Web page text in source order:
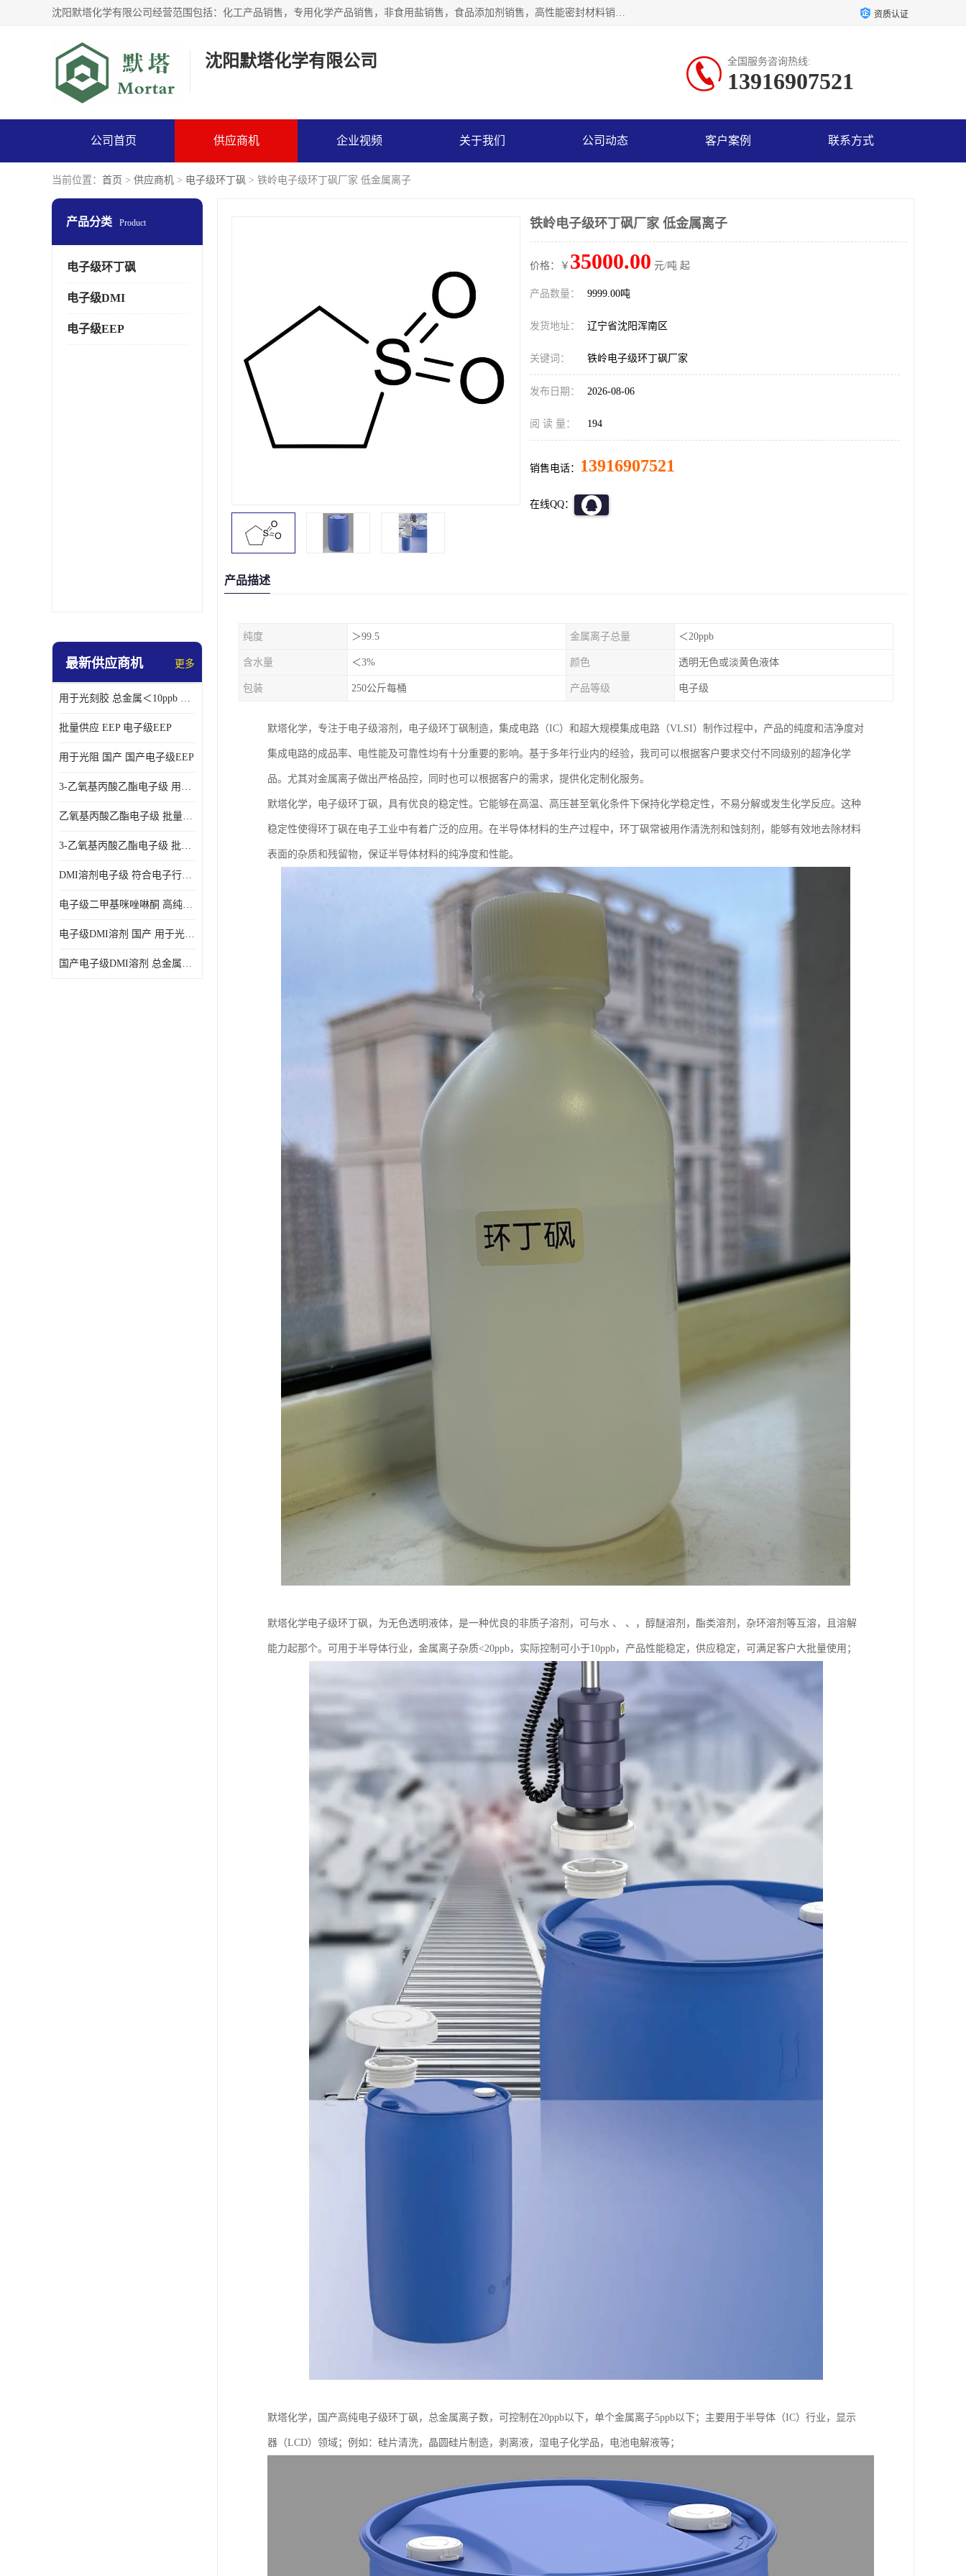
沈阳默塔化学有限公司经营范围包括：化工产品销售，专用化学产品销售，非食用盐销售，食品添加剂销售，高性能密封材料销售，涂料销售，合成材料销售，工程塑料及合成树脂销售等；主要产品有高纯电子级环丁砜，总金属离子可控制在ppb级别、纯度高、颜色浅、耐高温分解时间长，特别适合于半导体制造，硅片晶圆制造，清洗湿电子化学品，锂电池电解液，电子油墨，特种材料等高端行业；也适用于医药合成。 资质认证
沈阳默塔化学有限公司 全国服务咨询热线:
13916907521
公司首页 供应商机 企业视频 关于我们 公司动态 客户案例 联系方式
当前位置： 首页 > 供应商机 > 电子级环丁砜 > 铁岭电子级环丁砜厂家 低金属离子
产品分类 Product
电子级环丁砜
电子级DMI
电子级EEP
最新供应商机 更多
用于光刻胶 总金属＜10ppb 电子级EEP溶剂
批量供应 EEP 电子级EEP
用于光阻 国产 国产电子级EEP
3-乙氧基丙酸乙酯电子级 用于剥离液 国产
乙氧基丙酸乙酯电子级 批量供应 电子级
3-乙氧基丙酸乙酯电子级 批量供应
DMI溶剂电子级 符合电子行业要求
电子级二甲基咪唑啉酮 高纯度 用于光阻
电子级DMI溶剂 国产 用于光刻胶
国产电子级DMI溶剂 总金属小于20ppb 用于半导体清洗
铁岭电子级环丁砜厂家 低金属离子
价格：￥ 35000.00 元/吨 起
产品数量： 9999.00吨
发货地址： 辽宁省沈阳浑南区
关键词： 铁岭电子级环丁砜厂家
发布日期： 2026-08-06
阅 读 量： 194
销售电话： 13916907521
在线QQ：
产品描述
纯度 ＞99.5 金属离子总量 ＜20ppb
含水量 ＜3% 颜色 透明无色或淡黄色液体
包装 250公斤每桶 产品等级 电子级
默塔化学，专注于电子级溶剂，电子级环丁砜制造，集成电路（IC）和超大规模集成电路（VLSI）制作过程中，产品的纯度和洁净度对
集成电路的成品率、电性能及可靠性均有十分重要的影响。基于多年行业内的经验，我司可以根据客户要求交付不同级别的超净化学
品。尤其对金属离子做出严格品控，同时也可以根据客户的需求，提供化定制化服务。
默塔化学，电子级环丁砜，具有优良的稳定性。它能够在高温、高压甚至氧化条件下保持化学稳定性，不易分解或发生化学反应。这种
稳定性使得环丁砜在电子工业中有着广泛的应用。在半导体材料的生产过程中，环丁砜常被用作清洗剂和蚀刻剂，能够有效地去除材料
表面的杂质和残留物，保证半导体材料的纯净度和性能。
默塔化学电子级环丁砜，为无色透明液体，是一种优良的非质子溶剂，可与水 、 、，醇醚溶剂，酯类溶剂，杂环溶剂等互溶，且溶解
能力起那个。可用于半导体行业，金属离子杂质<20ppb，实际控制可小于10ppb，产品性能稳定，供应稳定，可满足客户大批量使用；
默塔化学，国产高纯电子级环丁砜，总金属离子数，可控制在20ppb以下，单个金属离子5ppb以下；主要用于半导体（IC）行业，显示
器（LCD）领域；例如：硅片清洗，晶圆硅片制造，剥离液，湿电子化学品，电池电解液等；